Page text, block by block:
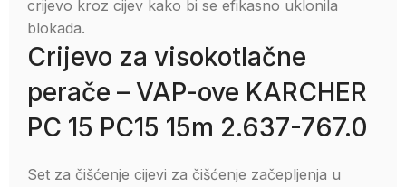
crijevo kroz cijev kako bi se efikasno uklonila
blokada.
Crijevo za visokotlačne
perače – VAP-ove KARCHER
PC 15 PC15 15m 2.637-767.0
Set za čišćenje cijevi za čišćenje začepljenja u